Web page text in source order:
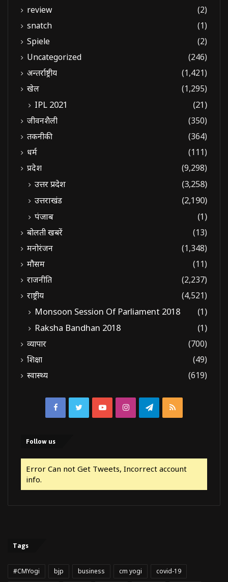
review
(2)
snatch
(1)
Spiele
(2)
Uncategorized
(246)
अन्तर्राष्ट्रीय
(1,421)
खेल
(1,295)
IPL 2021 (21)
जीवनशैली
(350)
तकनीकी
(364)
धर्म
(111)
प्रदेश
(9,298)
उत्तर प्रदेश
(3,258)
उत्तराखंड
(2,190)
पंजाब
(1)
बोलती खबरें
(13)
मनोरंजन
(1,348)
मौसम
(11)
राजनीति
(2,237)
राष्ट्रीय
(4,521)
Monsoon Session Of Parliament 2018
(1)
Raksha Bandhan 2018
(1)
व्यापार
(700)
शिक्षा
(49)
स्वास्थ्य
(619)
FacebookTwitterYouTubeInstagramTelegram
RSS
Follow us
Error Can not Get Tweets, Incorrect account
info.
Tags
#CMYogi bjp business cm yogi covid-19